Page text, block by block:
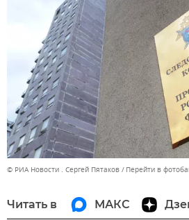
© РИА Новости . Сергей Пятаков Перейти в
Читать в МАКС